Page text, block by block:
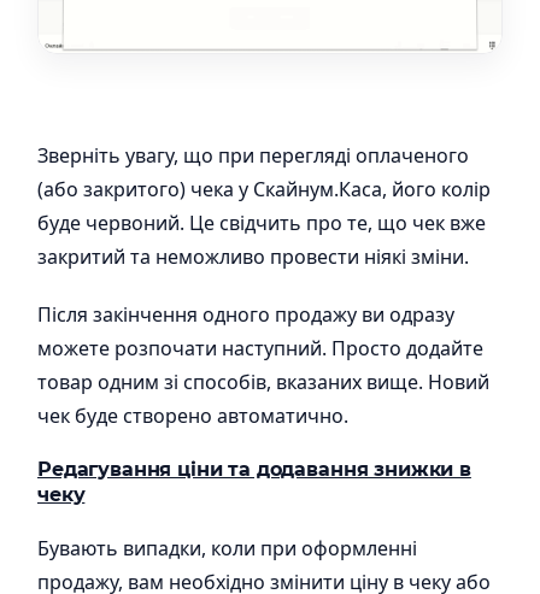
Зверніть увагу, що при перегляді оплаченого
(або закритого) чека у Скайнум.Каса, його колір
буде червоний. Це свідчить про те, що чек вже
закритий та неможливо провести ніякі зміни.
Після закінчення одного продажу ви одразу
можете розпочати наступний. Просто додайте
товар одним зі способів, вказаних вище. Новий
чек буде створено автоматично.
Редагування ціни та додавання знижки в
чеку
Бувають випадки, коли при оформленні
продажу, вам необхідно змінити ціну в чеку або